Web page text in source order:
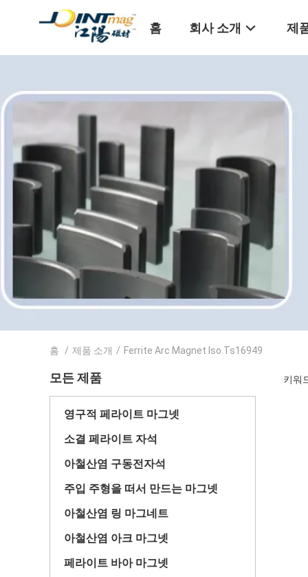
홈 회사 소개 제
홈 / 제품 소개 / Ferrite Arc Magnet Iso Ts16949
모든 제품
영구적 페라이트 마그넷
소결 페라이트 자석
아철산염 구동전자석
주입 주형을 떠서 만드는 마그넷
아철산염 링 마그네트
아철산염 아크 마그넷
페라이트 바아 마그넷
키워